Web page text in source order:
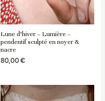
Lune d’hiver – Lumière –
pendentif sculpté en noyer &
nacre
80,00€